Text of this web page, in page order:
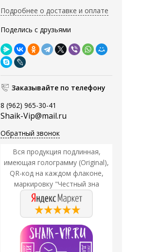
Подробнее о доставке и оплате
Поделись с друзьями
Заказывайте по телефону
8 (962) 965-30-41
Shaik-Vip@mail.ru
Обратный звонок
Вся продукция подлинная,
имеющая голограмму (Original),
QR-код на каждом флаконе,
маркировку "Честный зна